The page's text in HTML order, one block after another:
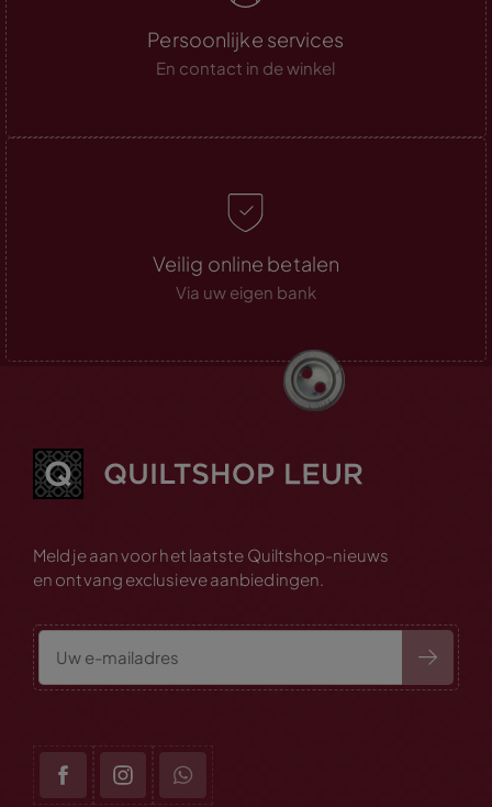
Persoonlijke services
En contact in de winkel
Veilig online betalen
Via uw eigen bank
Meld je aan voor het laatste Quiltshop-nieuws
en ontvang exclusieve aanbiedingen.